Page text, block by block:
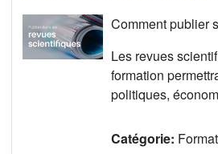
Comment publier
Les revues
formation
politiques,
Catégorie: